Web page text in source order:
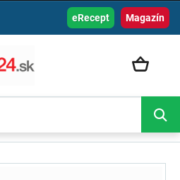
Magazín
eRecept